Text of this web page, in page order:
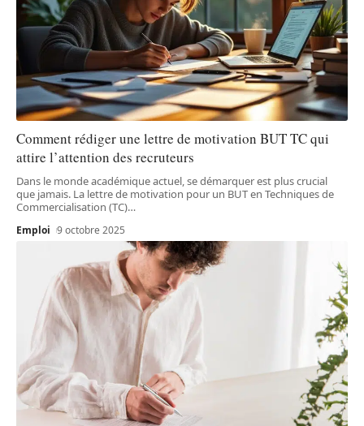
Comment rédiger une lettre de motivation BUT TC qui
attire l’attention des recruteurs
Dans le monde académique actuel, se démarquer est plus crucial
que jamais. La lettre de motivation pour un BUT en Techniques de
Commercialisation (TC)…
Emploi 9 octobre 2025